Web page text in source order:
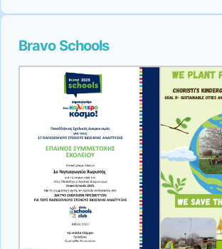
Bravo Schools